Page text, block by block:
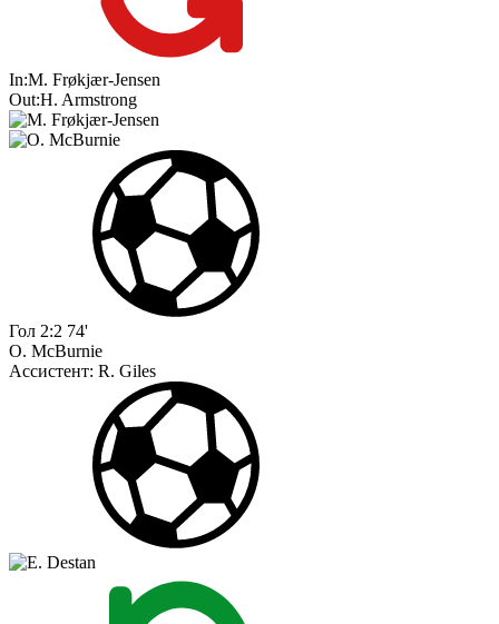
In:M. Frøkjær-Jensen
Out:H. Armstrong
Гол 2:2 74'
O. McBurnie
Ассистент: R. Giles